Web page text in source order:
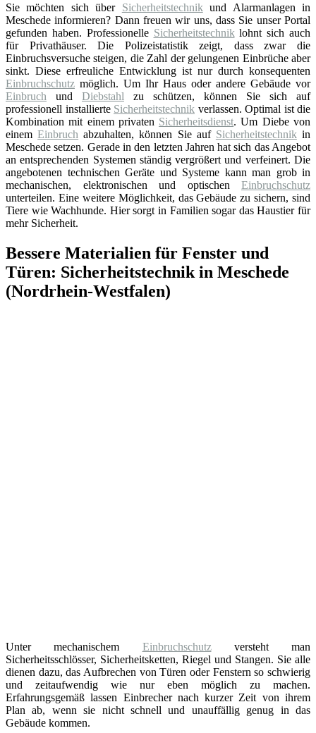
Sie möchten sich über Sicherheitstechnikund Alarmanlagen in
Meschede informieren? Dann freuen wir uns, dass Sie unser Portal
gefunden haben. Professionelle Sicherheitstechniklohnt sich auch
für Privathäuser. Die Polizeistatistik zeigt, dass zwar die
Einbruchsversuche steigen, die Zahl der gelungenen Einbrüche aber
sinkt. Diese erfreuliche Entwicklung ist nur durch konsequenten
Einbruchschutz möglich. Um Ihr Haus oder andere Gebäude vor
Einbruch und Diebstahl zu schützen, können Sie sich auf
professionell installierte Sicherheitstechnik verlassen. Optimal ist die
Kombination mit einem privaten Sicherheitsdienst. Um Diebe von
einemEinbruch abzuhalten, können Sie auf Sicherheitstechnikin
Meschede setzen. Gerade in den letzten Jahren hat sich das Angebot
an entsprechenden Systemen ständig vergrößert und verfeinert. Die
angebotenen technischen Geräte und Systeme kann man grob in
mechanischen, elektronischen und optischen Einbruchschutz
unterteilen. Eine weitere Möglichkeit, das Gebäude zu sichern, sind
Tiere wie Wachhunde. Hier sorgt in Familien sogar das Haustier für
mehr Sicherheit.
Bessere Materialien für Fenster und
Türen: Sicherheitstechnik in Meschede
(Nordrhein-Westfalen)
Unter mechanischem Einbruchschutzversteht man
Sicherheitsschlösser, Sicherheitsketten, Riegel und Stangen. Sie alle
dienen dazu, das Aufbrechen von Türen oder Fenstern so schwierig
und zeitaufwendig wie nur eben möglich zu machen.
Erfahrungsgemäß lassen Einbrecher nach kurzer Zeit von ihrem
Plan ab, wenn sie nicht schnell und unauffällig genug in das
Gebäude kommen.